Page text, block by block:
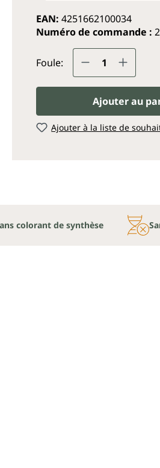
EAN: 4251662100034
Numéro de commande :
Foule: Quantité
Ajouter au
Ajouter à la liste de
colorant de synthèse